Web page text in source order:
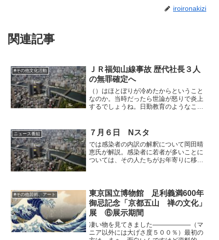
iroironakizi
関連記事
#その他文化活動
ＪＲ福知山線事故 歴代社長３人
の無罪確定へ
（）はほとぼりが冷めたからということ
なのか。当時だったら世論が怒りで炎上
するでしょうね。日勤教育のようなこと
「道徳教育」は論外として、木村草太氏
の意見など道徳教育を法律教...
ニュース番組 ７月６日 Nスタ
では感染者の内訳の解釈について岡田晴
恵氏が解説。感染者に若者が多いことに
ついては、その人たちがお年寄りに移し
のか、とのこと。幅があ...
#その他芸術、アート
東京国立博物館 足利義満600年
御忌記念「京都五山 禅の文化」
展 ⑥展示期間
凄い物を見てきました――――――（マ
ニア以外には大げさ度５００％）最初の